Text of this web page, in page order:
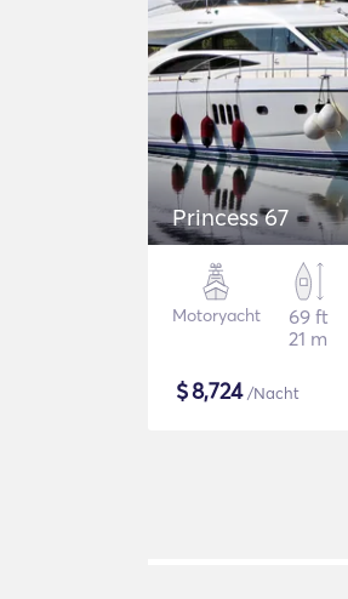
Princess 67
Motoryacht
69 ft
21 m
$8,724/Nacht